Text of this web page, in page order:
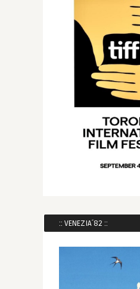
:: VENEZIA´82 ::